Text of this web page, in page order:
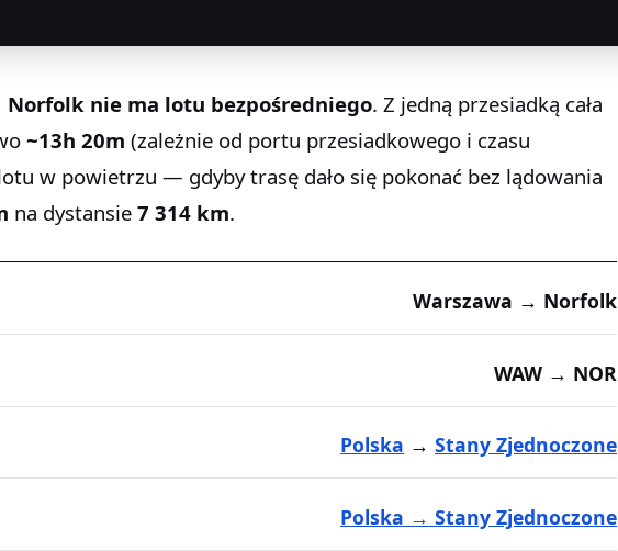
Norfolk nie ma lotu bezpośredniego. Z jedną przesiadką cała
~13h 20m (zależnie od portu przesiadkowego i czasu
w powietrzu — gdyby trasę dało się pokonać bez lądowania
na dystansie 7 314 km.
Warszawa → Norfolk
WAW → NOR
Polska → Stany Zjednoczone
Polska → Stany Zjednoczone